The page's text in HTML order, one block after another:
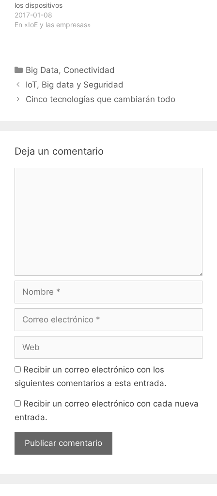
los dispositivos
conectados 2017 será
un año de lanzamiento
año, como se ha visto en
la ultima feria CES Las
2017-01-08
En «IoE y las empresas»
Categorías
Big Data, Conectividad
Navegación
de
IoT, Big data y Seguridad
Cinco tecnologías que cambiarán todo
Deja un comentario
electrónico
Recibir un correo electrónico con los
siguientes comentarios a esta entrada.
Recibir un correo electrónico con cada nueva
entrada.